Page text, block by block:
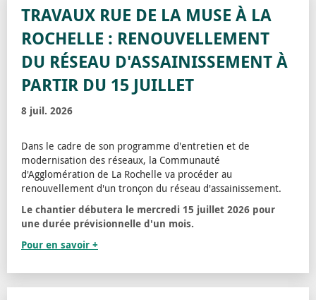
TRAVAUX RUE DE LA MUSE À LA
ROCHELLE : RENOUVELLEMENT
DU RÉSEAU D'ASSAINISSEMENT À
PARTIR DU 15 JUILLET
8 juil. 2026
Dans le cadre de son programme d'entretien et de
modernisation des réseaux, la Communauté
d'Agglomération de La Rochelle va procéder au
renouvellement d'un tronçon du réseau d'assainissement.
Le chantier débutera le mercredi 15 juillet 2026 pour
une durée prévisionnelle d'un mois.
Pour en savoir +